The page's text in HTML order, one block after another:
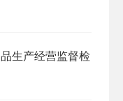
生产经营监督检